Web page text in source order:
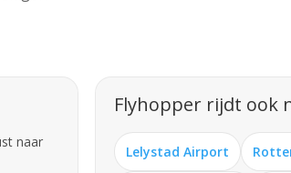
naar
Flyhopper rijdt ook
Lelystad Airport